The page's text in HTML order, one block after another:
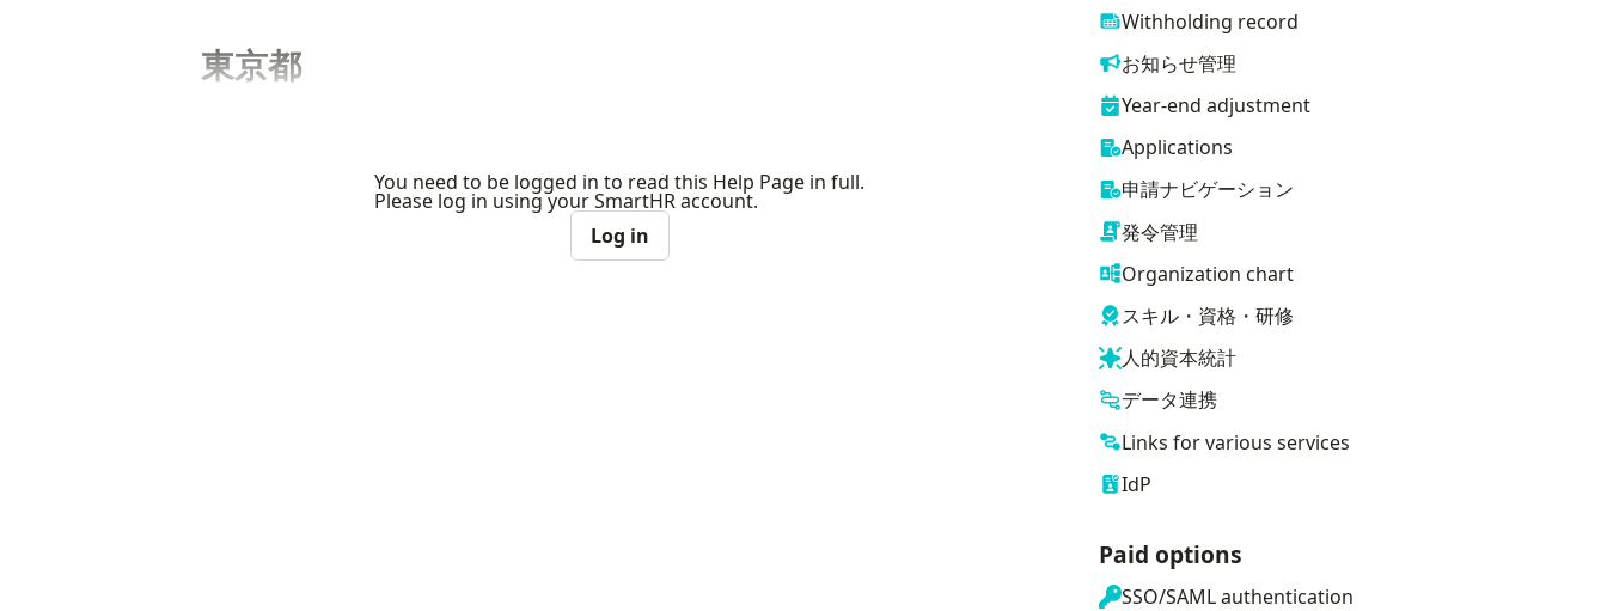
東京都
You need to be logged in to read this Help Page in full.
Please log in using your SmartHR account.
Log in
Withholding record
お知らせ管理
Year-end adjustment
Applications
申請ナビゲーション
発令管理
Organization chart
スキル・資格・研修
人的資本統計
データ連携
Links for various services
IdP
Paid options
SSO/SAML authentication